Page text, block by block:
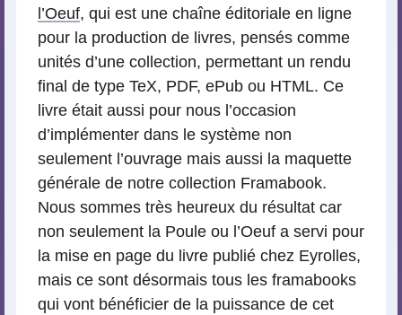
l’Oeuf, qui est une chaîne éditoriale en ligne
pour la production de livres, pensés comme
unités d’une collection, permettant un rendu
final de type TeX, PDF, ePub ou HTML. Ce
livre était aussi pour nous l’occasion
d’implémenter dans le système non
seulement l’ouvrage mais aussi la maquette
générale de notre collection Framabook.
Nous sommes très heureux du résultat car
non seulement la Poule ou l’Oeuf a servi pour
la mise en page du livre publié chez Eyrolles,
mais ce sont désormais tous les framabooks
qui vont bénéficier de la puissance de cet